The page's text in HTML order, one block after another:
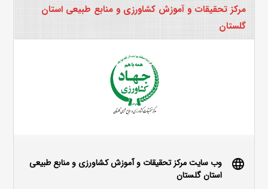
مرکز تحقیقات و آموزش کشاورزی و منابع طبیعی استان
گلستان
language
وب سایت مرکز تحقیقات و آموزش کشاورزی و منابع طبیعی
استان گلستان